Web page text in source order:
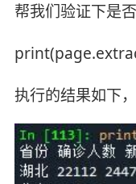
帮我们验证下是
执行的结果如下